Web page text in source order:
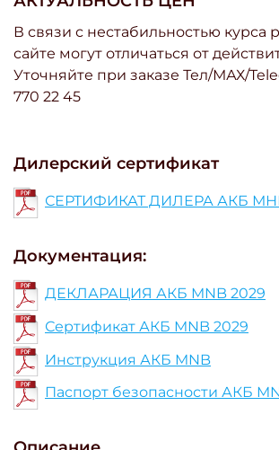
Дилерский сертификат
СЕРТИФИКАТ ДИЛЕРА АКБ
Документация:
ДЕКЛАРАЦИЯ АКБ MNB 2029
Сертификат АКБ MNB 2029
Инструкция АКБ MNB
Паспорт безопасности АКБ
В связи с нестабильностью курса
сайте могут отличаться от
Уточняйте при заказе Тел/МАХ/
770 22 45